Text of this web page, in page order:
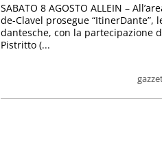
SABATO 8 AGOSTO ALLEIN –
de-Clavel prosegue “ItinerDante”,
dantesche, con la partecipazione
Pistritto (...